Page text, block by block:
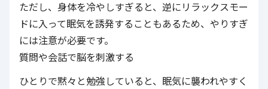
ただし、身体を冷やしすぎると、逆にリラックスモー
ドに入って眠気を誘発することもあるため、やりすぎ
には注意が必要です。
質問や会話で脳を刺激する
ひとりで黙々と勉強していると、眠気に襲われやすく